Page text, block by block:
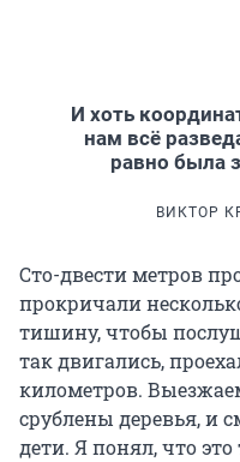
И хоть
нам всё
равно была
ВИКТОР
Сто-двести метров
прокричали
тишину, чтобы
так двигались,
километров.
срублены деревья, и
дети. Я понял, что это